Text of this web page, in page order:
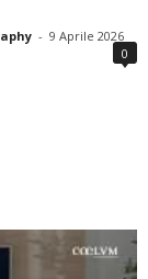
- 9 Aprile 2026
0